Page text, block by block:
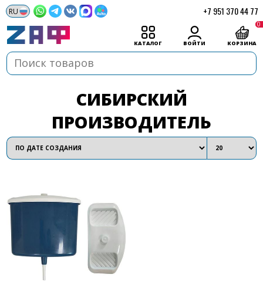
+7 951 370 44 77
КАТАЛОГ ВОЙТИ КОРЗИНА
0
СИБИРСКИЙ
ПРОИЗВОДИТЕЛЬ